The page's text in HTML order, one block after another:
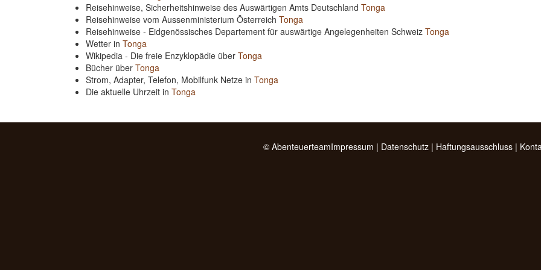
Reisehinweise, Sicherheitshinweise des Auswärtigen Amts Deutschland Tonga
Reisehinweise vom Aussenministerium Österreich Tonga
Reisehinweise - Eidgenössisches Departement für auswärtige Angelegenheiten Schweiz Tonga
Wetter in Tonga
Wikipedia - Die freie Enzyklopädie über Tonga
Bücher über Tonga
Strom, Adapter, Telefon, Mobilfunk Netze in Tonga
Die aktuelle Uhrzeit in Tonga
© AbenteuerteamImpressum | Datenschutz| Haftungsausschluss|